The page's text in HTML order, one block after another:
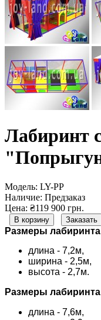
Лабиринт
Модель: LY-PP
Наличие: Предзаказ
Цена: ₴119 900 грн.
В корзину Заказать
Размеры
длина - 7,2м,
ширина - 2,5м,
высота - 2,7м.
Размеры
длина - 7,6м,